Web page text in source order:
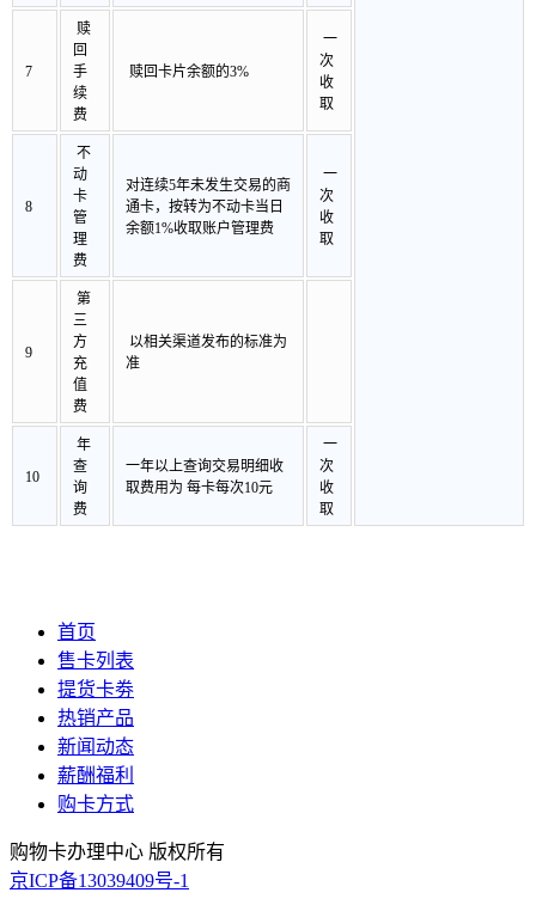
7
赎
回
手
续
费
赎回卡片余额的3%
一
次
收
取
8
不
动
卡
管
理
费
对连续5年未发生交易的商
通卡，按转为不动卡当日
余额1%收取账户管理费
一
次
收
取
9
第
三
方
充
值
费
以相关渠道发布的标准为
准
10
年
查
询
费
一年以上查询交易明细收
取费用为 每卡每次10元
一
次
收
取
首页
售卡列表
提货卡劵
热销产品
新闻动态
薪酬福利
购卡方式
购物卡办理中心 版权所有
京ICP备13039409号-1